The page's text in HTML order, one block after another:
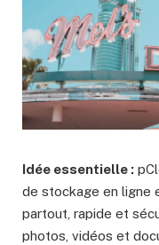
Idée essentielle :
de stockage en ligne
partout, rapide et
photos, vidéos et